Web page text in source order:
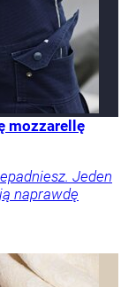
mozzarellę
Jeden
naprawdę